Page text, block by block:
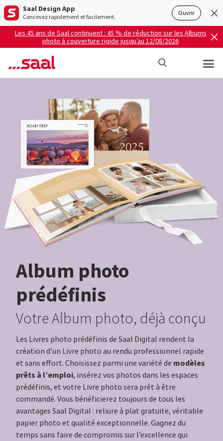
Saal Design App
Concevez rapidement et facilement. Ouvrir
Les 45 ans de Saal continuent : 45 % de réduction sur les Albums
photo à couverture rigide jusqu’au 12/08/2026
Album photo
prédéfinis
Votre Album photo, déjà conçu
Les Livres photo prédéfinis de Saal Digital rendent la
création d’un Livre photo au rendu professionnel rapide
et sans effort. Choisissez parmi une variété de modèles
prêts à l’emploi, insérez vos photos dans les espaces
prédéfinis, et votre Livre photo sera prêt à être
commandé. Vous bénéficierez toujours de tous les
avantages Saal Digital : reliure à plat gratuite, véritable
papier photo et qualité exceptionnelle. Gagnez du
temps sans faire de compromis sur l’excellence qui